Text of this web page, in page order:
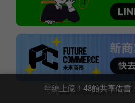
本網站內容未經允許，
年編上億！48館共享借書